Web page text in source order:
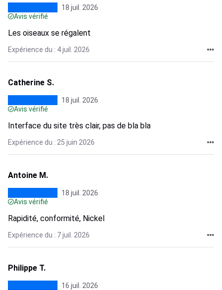
18 juil. 2026
Avis vérifié
Les oiseaux se régalent
Expérience du : 4 juil. 2026
Catherine S.
18 juil. 2026
Avis vérifié
Interface du site très clair, pas de bla bla
Expérience du : 25 juin 2026
Antoine M.
18 juil. 2026
Avis vérifié
Rapidité, conformité, Nickel
Expérience du : 7 juil. 2026
Philippe T.
16 juil. 2026